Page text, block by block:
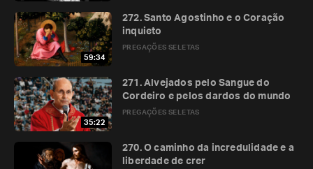
59:34
PREGAÇÕES SELETAS
272. Santo Agostinho e o Coração
inquieto
35:22
PREGAÇÕES SELETAS
271. Alvejados pelo Sangue do
Cordeiro e pelos dardos do mundo
270. O caminho da incredulidade e a
liberdade de crer